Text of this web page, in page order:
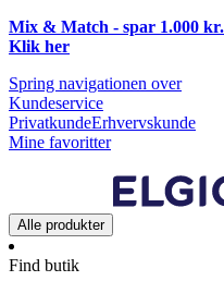
Mix & Match - spar 1.000
Klik her
Spring navigationen over
Kundeservice
PrivatkundeErhvervskunde
Mine favoritter
Alle produkter
Find butik